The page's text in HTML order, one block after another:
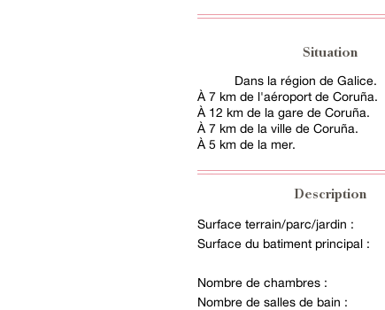
Situation
Dans la région de Galice.
À 7 km de l'aéroport de Coruña.
À 12 km de la gare de Coruña.
À 7 km de la ville de Coruña.
À 5 km de la mer.
Description
Surface terrain/parc/jardin :
Surface du batiment principal :
Nombre de chambres :
Nombre de salles de bain :